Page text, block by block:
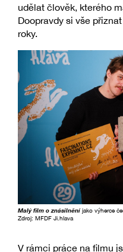
udělat člověk, kterého
Doopravdy si vše
roky.
Malý film o znásilněníjako výherce
Zdroj: MFDF Ji.hlava
V rámci práce na filmu